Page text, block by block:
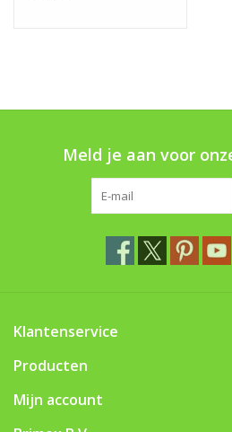
Meld je aan voor
Klantenservice
Producten
Mijn account